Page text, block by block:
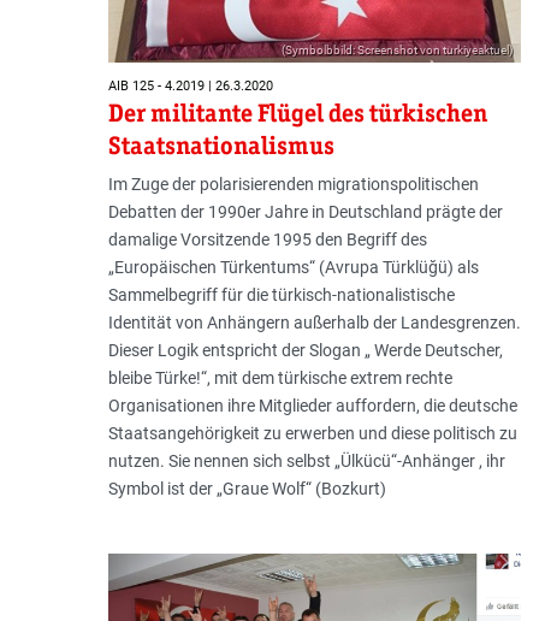
(Symbolbbild: Screenshot von turkiyeaktuel)
AIB 125 - 4.2019 | 26.3.2020
Der militante Flügel des türkischen
Staatsnationalismus
Im Zuge der polarisierenden migrationspolitischen
Debatten der 1990er Jahre in Deutschland prägte der
damalige Vorsitzende 1995 den Begriff des
„Europäischen Türkentums“ (Avrupa Türklüğü) als
Sammelbegriff für die türkisch-nationalistische
Identität von Anhängern außerhalb der Landesgrenzen.
Dieser Logik entspricht der Slogan „ Werde Deutscher,
bleibe Türke!“, mit dem türkische extrem rechte
Organisationen ihre Mitglieder auffordern, die deutsche
Staatsangehörigkeit zu erwerben und diese politisch zu
nutzen. Sie nennen sich selbst „Ülkücü“-Anhänger , ihr
Symbol ist der „Graue Wolf“ (Bozkurt)